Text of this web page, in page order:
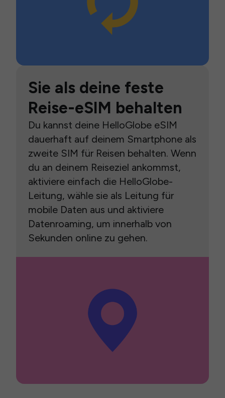
Sie als deine feste
Reise-eSIM behalten
Du kannst deine HelloGlobe eSIM
dauerhaft auf deinem Smartphone als
zweite SIM für Reisen behalten. Wenn
du an deinem Reiseziel ankommst,
aktiviere einfach die HelloGlobe-
Leitung, wähle sie als Leitung für
mobile Daten aus und aktiviere
Datenroaming, um innerhalb von
Sekunden online zu gehen.